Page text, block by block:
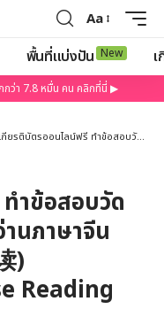
Aa
พื้นที่แบ่งปัน New
กว่า 7.8 หมื่น คน คลิกที่นี่ ▶
เกียรติบัตรออนไลน์ฟรี ทำข้อสอบวัดระดับความรู้ เรื่อง การอ่านภาษาจีนระดับต้น (初级汉语阅读) Elementary Chinese Reading
ำข้อสอบวัด
านภาษาจีน
)
Reading